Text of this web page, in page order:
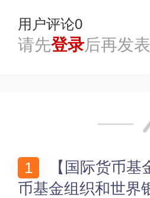
用户评论0
请先登录后再发
币基金组织和世界